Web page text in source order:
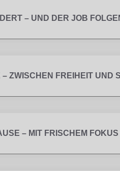
– UND DER JOB
ZWISCHEN FREIHEIT UND
– MIT FRISCHEM